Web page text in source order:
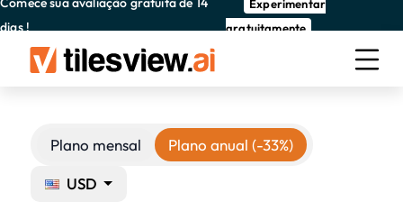
dias !
Experimentar
gratuitamente
Plano mensal Plano anual (-33%)
USD